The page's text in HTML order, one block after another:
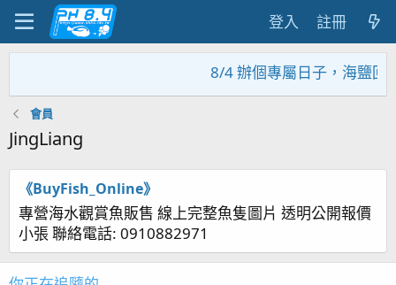
登入 註冊
8/4 辦個專屬日子，海鹽回
會員
JingLiang
《BuyFish_Online》
專營海水觀賞魚販售 線上完整魚隻圖片 透明公開報價
小張 聯絡電話: 0910882971